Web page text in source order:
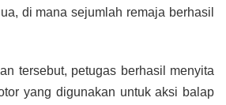
di mana sejumlah remaja berhasil
tersebut, petugas berhasil menyita
yang digunakan untuk aksi balap